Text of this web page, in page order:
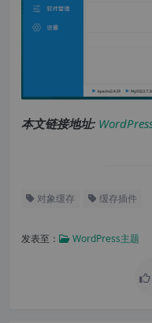
本文链接地址:
对象缓存 缓存插件
发表至： WordPress主题